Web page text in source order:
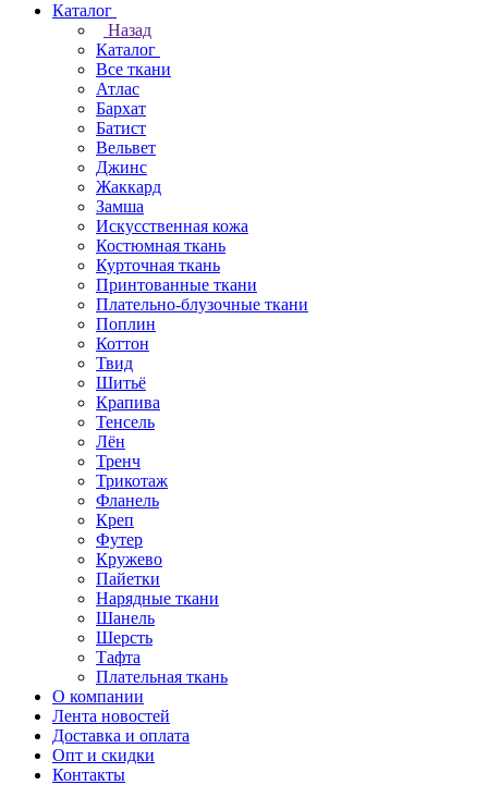
Каталог
Назад
Каталог
Все ткани
Атлас
Бархат
Батист
Вельвет
Джинс
Жаккард
Замша
Искусственная кожа
Костюмная ткань
Курточная ткань
Принтованные ткани
Плательно-блузочные ткани
Поплин
Коттон
Твид
Шитьё
Крапива
Тенсель
Лён
Тренч
Трикотаж
Фланель
Креп
Футер
Кружево
Пайетки
Нарядные ткани
Шанель
Шерсть
Тафта
Плательная ткань
О компании
Лента новостей
Доставка и оплата
Опт и скидки
Контакты